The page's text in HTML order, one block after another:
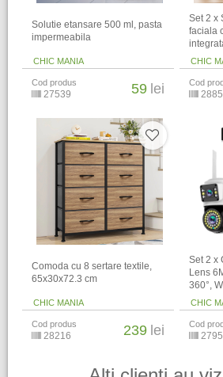
Solutie etansare 500 ml, pasta
impermeabila
CHIC MANIA
Cod produs
27539 59 lei
Set 2 x
faciala
CHIC
Cod
Comoda cu 8 sertare textile,
65x30x72.3 cm
CHIC MANIA
Cod produs
28216 239 lei
Set 2 x
Lens
360°,
CHIC
Cod